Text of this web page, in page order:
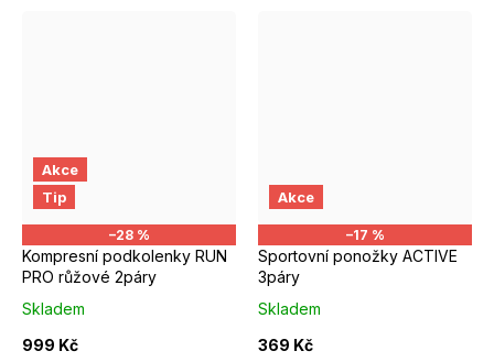
Akce
Tip
–28 %
Kompresní podkolenky RUN
PRO růžové 2páry
Skladem
999 Kč
S/M EUR 37-39 M/L EUR 40-42
Akce
–17 %
Sportovní ponožky ACTIVE
3páry
Skladem
369 Kč
EUR 37 - 39